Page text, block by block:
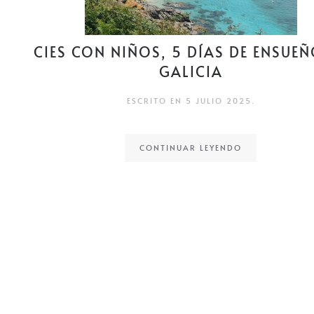
CIES CON NIÑOS, 5 DÍAS DE
GALICIA
ESCRITO EN 5 JULIO 2025 .
CONTINUAR LEYENDO